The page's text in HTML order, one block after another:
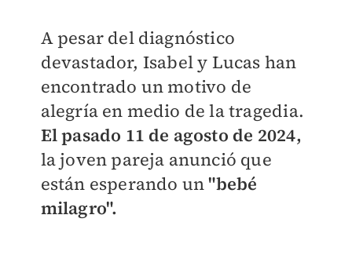
A pesar del diagnóstico
devastador, Isabel y Lucas han
encontrado un motivo de
alegría en medio de la tragedia.
El pasado 11 de agosto de 2024,
la joven pareja anunció que
están esperando un"bebé
milagro".